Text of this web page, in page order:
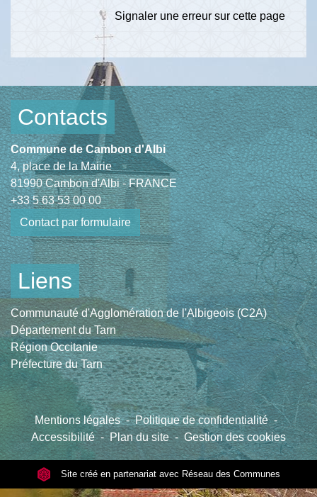
Signaler une erreur sur cette page
Contacts
Commune de Cambon d'Albi
4, place de la Mairie
81990 Cambon d'Albi - FRANCE
+33 5 63 53 00 00
Contact par formulaire
Liens
Communauté d'Agglomération de l'Albigeois (C2A)
Département du Tarn
Région Occitanie
Préfecture du Tarn
Mentions légales - Politique de confidentialité -
Accessibilité - Plan du site - Gestion des cookies
Site créé en partenariat avec Réseau des Communes